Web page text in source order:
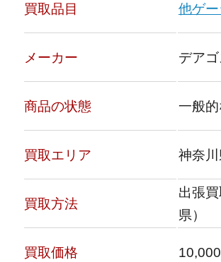
買取品目 他ゲー
メーカー デア
商品の状態 一般
買取エリア 神奈川
買取方法
出張買
県）
買取価格